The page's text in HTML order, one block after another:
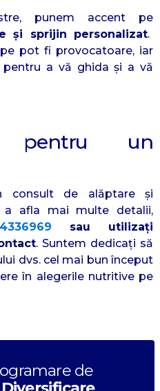
punem accent pe
și sprijin personalizat.
pot fi provocatoare, iar
a vă ghida și a vă
pentru un
consult de alăptare și
a afla mai multe detalii,
sau utilizați
. Suntem dedicați să
dvs. cel mai bun început
în alegerile nutritive pe
de